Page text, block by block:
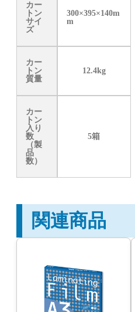
カー
トン
サイ
ズ
300×395×140m
m
カー
トン
質量
12.4kg
カー
トン
入り
数
（製
品
数）
5箱
関連商品